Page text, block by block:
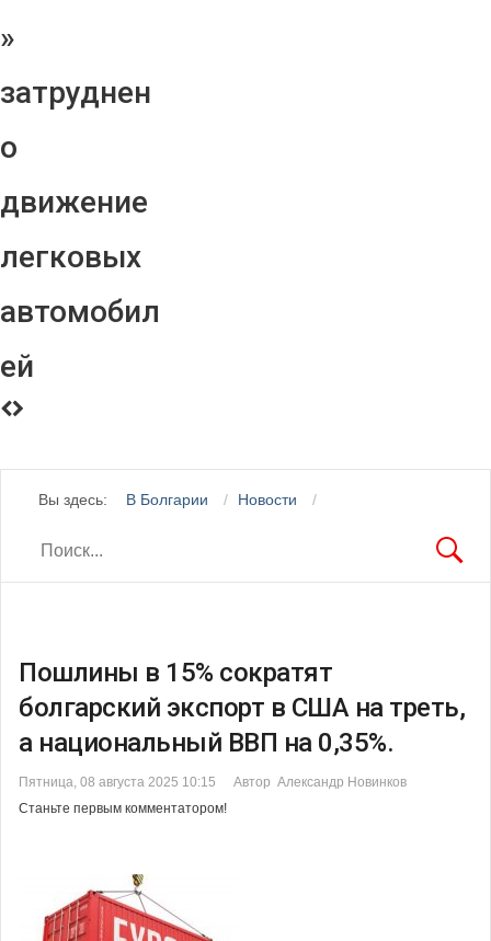
»
затруднен
о
движение
легковых
автомобил
ей
Вы здесь: В Болгарии Новости
Пошлины в 15% сократят
болгарский экспорт в США на треть,
а национальный ВВП на 0,35%.
Пятница, 08 августа 2025 10:15
Автор Александр Новинков
Станьте первым комментатором!